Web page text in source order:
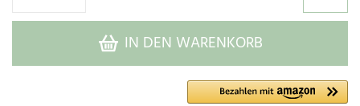
IN DEN WARENKORB